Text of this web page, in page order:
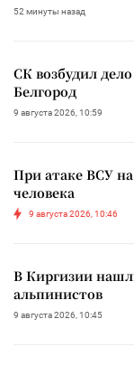
52 минуты назад
СК возбудил
Белгород
9 августа 2026, 10:59
При атаке ВСУ
человека
9 августа 2026, 10:46
В Киргизии
альпинистов
9 августа 2026, 10:45